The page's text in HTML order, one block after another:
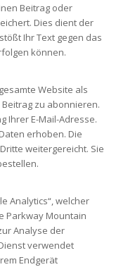
Beitrag oder
Dies dient der
Ihr Text gegen das
können.
Website als
zu abonnieren.
Ihrer E-Mail-Adresse.
erhoben. Die
weitergereicht. Sie
Analytics“, welcher
Parkway Mountain
Analyse der
verwendet
Endgerät